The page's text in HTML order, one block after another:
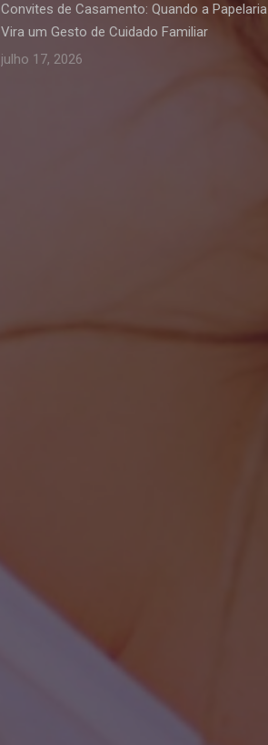
Convites de Casamento: Quando a Papelaria
Vira um Gesto de Cuidado Familiar
julho 17, 2026